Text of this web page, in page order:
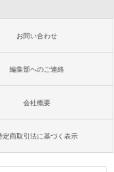
お問い合わせ
編集部へのご連絡
会社概要
定商取引法に基づく表示